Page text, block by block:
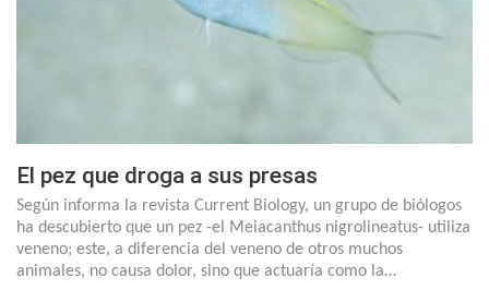
El pez que droga a sus presas
Según informa la revista Current Biology, un grupo de biólogos
ha descubierto que un pez -el Meiacanthus nigrolineatus- utiliza
veneno; este, a diferencia del veneno de otros muchos
animales, no causa dolor, sino que actuaría como la…